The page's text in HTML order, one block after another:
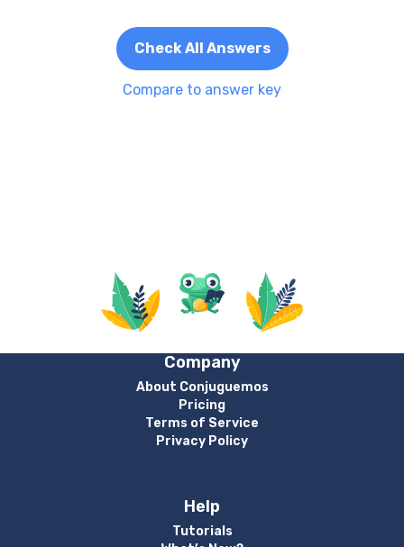
Check All Answers
Compare to answer key
Company
About Conjuguemos
Pricing
Terms of Service
Privacy Policy
Help
Tutorials